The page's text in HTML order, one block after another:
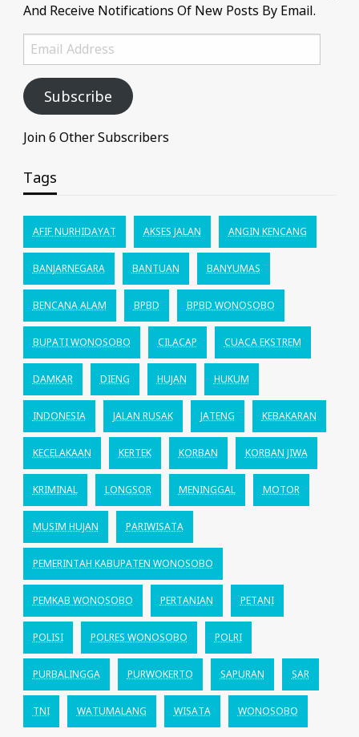
And Receive Notifications Of New Posts By Email.
Email
Address
Subscribe
Join 6 Other Subscribers
Tags
AFIF NURHIDAYAT AKSES JALAN ANGIN KENCANG
BANJARNEGARA BANTUAN BANYUMAS
BENCANA ALAM BPBD BPBD WONOSOBO
BUPATI WONOSOBO CILACAP CUACA EKSTREM
DAMKAR DIENG HUJAN HUKUM
INDONESIA JALAN RUSAK JATENG KEBAKARAN
KECELAKAAN KERTEK KORBAN KORBAN JIWA
KRIMINAL LONGSOR MENINGGAL MOTOR
MUSIM HUJAN PARIWISATA
PEMERINTAH KABUPATEN WONOSOBO
PEMKAB WONOSOBO PERTANIAN PETANI
POLISI POLRES WONOSOBO POLRI
PURBALINGGA PURWOKERTO SAPURAN SAR
TNI WATUMALANG WISATA WONOSOBO